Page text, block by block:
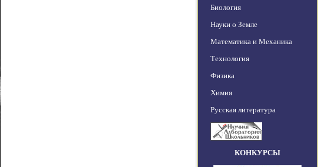
Биология
Науки о Земле
Математика и Механика
Технология
Физика
Химия
Русская литература
КОНКУРСЫ